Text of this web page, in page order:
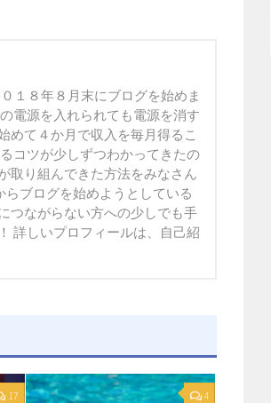
１８年８月末にブログを始めま
電源を入れられても電源を消す
めて４か月で収入を毎月得るこ
コツが少しずつわかってきたの
取り組んできた方法をみなさん
つながらない方への少しでも手
詳しいプロフィールは、自己紹
17 4